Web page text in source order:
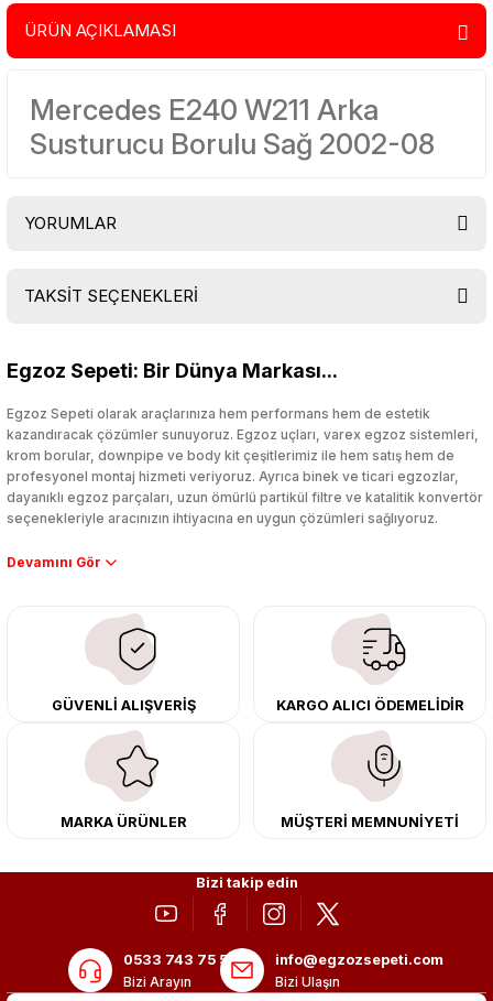
ÜRÜN AÇIKLAMASI
Mercedes E240 W211 Arka
Susturucu Borulu Sağ 2002-08
YORUMLAR
TAKSİT SEÇENEKLERİ
Egzoz Sepeti: Bir Dünya Markası...
Egzoz Sepeti olarak araçlarınıza hem performans hem de estetik
kazandıracak çözümler sunuyoruz. Egzoz uçları, varex egzoz sistemleri,
krom borular, downpipe ve body kit çeşitlerimiz ile hem satış hem de
profesyonel montaj hizmeti veriyoruz. Ayrıca binek ve ticari egzozlar,
dayanıklı egzoz parçaları, uzun ömürlü partikül filtre ve katalitik konvertör
seçenekleriyle aracınızın ihtiyacına en uygun çözümleri sağlıyoruz.
Performans artışı isteyen sürücüler için özel performans egzozları ve
çıkma orijinal ürünler ile yenileyebilir, body kit uygulamalarıyla aracınızın
tasarımını ve aerodinamisini üst seviyeye taşıyabilirsiniz.
Tüm ürünlerimiz orijinal, dayanıklı ve uzun ömürlüdür. İstanbul’daki montaj
merkezimizde profesyonel montaj yapıyor, Türkiye’nin her yerine güvenli
kargo ile teslimat gerçekleştiriyoruz. Aracınıza değer katmak için doğru
adres: Egzoz Sepeti.
GÜVENLİ ALIŞVERİŞ KARGO ALICI ÖDEMELİDİR
MARKA ÜRÜNLER MÜŞTERİ MEMNUNİYETİ
Bizi takip edin
0533 743 75 56
Bizi Arayın
info@egzozsepeti.com
Bizi Ulaşın